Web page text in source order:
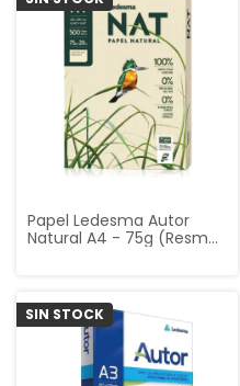
Papel Ledesma Autor
Natural A4 - 75g (Resma
SIN STOCK